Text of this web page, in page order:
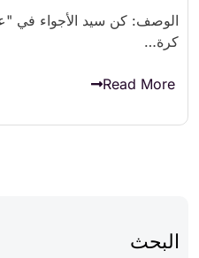
الوصف: كن سيد الأجواء في
كرة…
Read More
البحث